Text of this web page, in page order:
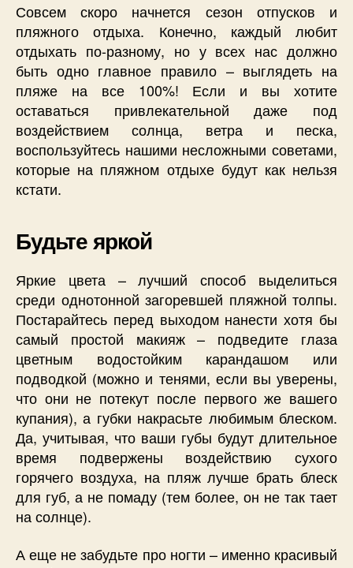
Совсем скоро начнется сезон отпусков и
пляжного отдыха. Конечно, каждый любит
отдыхать по-разному, но у всех нас должно
быть одно главное правило – выглядеть на
пляже на все 100%! Если и вы хотите
оставаться привлекательной даже под
воздействием солнца, ветра и песка,
воспользуйтесь нашими несложными советами,
которые на пляжном отдыхе будут как нельзя
кстати.
Будьте яркой
Яркие цвета – лучший способ выделиться
среди однотонной загоревшей пляжной толпы.
Постарайтесь перед выходом нанести хотя бы
самый простой макияж – подведите глаза
цветным водостойким карандашом или
подводкой (можно и тенями, если вы уверены,
что они не потекут после первого же вашего
купания), а губки накрасьте любимым блеском.
Да, учитывая, что ваши губы будут длительное
время подвержены воздействию сухого
горячего воздуха, на пляж лучше брать блеск
для губ, а не помаду (тем более, он не так тает
на солнце).
А еще не забудьте про ногти – именно красивый